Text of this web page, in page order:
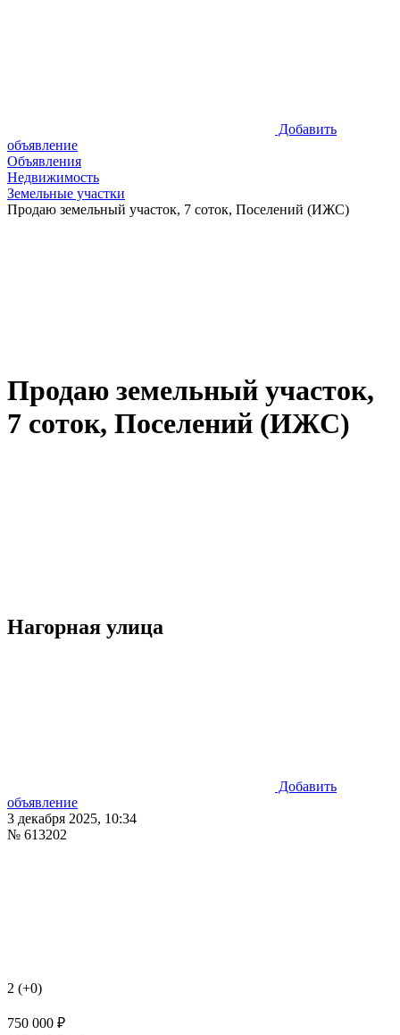
Добавить
объявление
Объявления
Недвижимость
Земельные участки
Продаю земельный участок, 7 соток, Поселений (ИЖС)
Продаю земельный участок,
7 соток, Поселений (ИЖС)
Нагорная улица
Добавить
объявление
3 декабря 2025, 10:34
№ 613202
2 (+0)
750 000 ₽